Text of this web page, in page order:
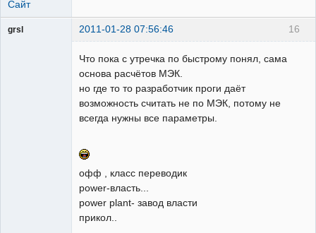
Сайт
16
grsl 2011-01-28 07:56:46
Что пока с утречка по быстрому понял, сама
основа расчётов МЭК.
но где то то разработчик проги даёт
возможность считать не по МЭК, потому не
всегда нужны все параметры.
офф , класс переводик
power-власть...
power plant- завод власти
прикол..